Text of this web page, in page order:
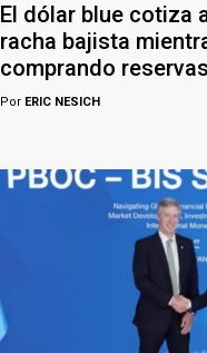
El dólar blue cotiza
racha bajista
comprando reservas
Por ERIC NESICH